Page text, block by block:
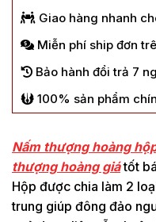
Giao hàng nhanh
Miễn phí ship đơn
Bảo hành đổi trả 7
100% sản phẩm
Nấm thượng hoàng
thượng hoàng giátốt
Hộp được chia làm 2
trung giúp đông đảo